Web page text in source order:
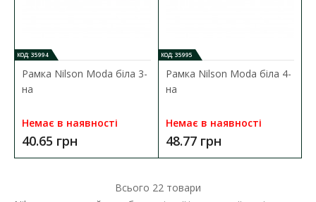
Вимикач Nilson Moda встановлюється в мережу зі змінною
напругою 220В і номінальним на..
ДО КОШИКА
В порівняння
КОД: 35994
Рамка Nilson Moda біла 3-
на
Немає в наявності
40.65 грн
КОД: 35995
Рамка Nilson Moda біла 4-
на
Немає в наявності
48.77 грн
Всього 22 товари